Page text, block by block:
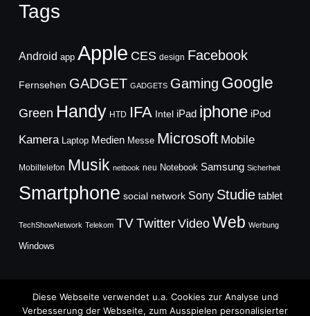
Tags
Android app Apple CES design Facebook
Fernsehen GADGET GADGETS Gaming Google
Green Handy HTD IFA Intel iPad iphone iPod
Kamera Laptop Medien Messe Microsoft Mobile
Mobiltelefon Musik netbook neu Notebook Samsung Sicherheit
Smartphone social network Sony Studie tablet
TechShowNetwork Telekom TVTwitter Video Web Werbung
Windows
Diese Webseite verwendet u.a. Cookies zur Analyse und
Verbesserung der Webseite, zum Ausspielen personalisierter